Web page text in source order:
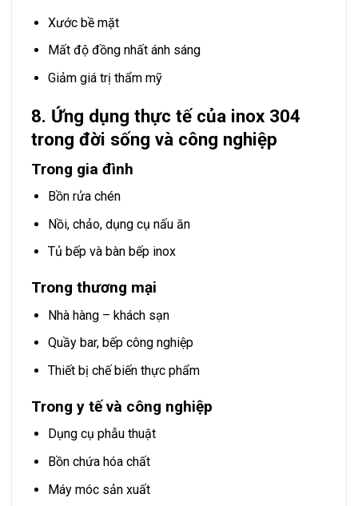
Xước bề mặt
Mất độ đồng nhất ánh sáng
Giảm giá trị thẩm mỹ
8. Ứng dụng thực tế của inox 304
trong đời sống và công nghiệp
Trong gia đình
Bồn rửa chén
Nồi, chảo, dụng cụ nấu ăn
Tủ bếp và bàn bếp inox
Trong thương mại
Nhà hàng – khách sạn
Quầy bar, bếp công nghiệp
Thiết bị chế biến thực phẩm
Trong y tế và công nghiệp
Dụng cụ phẫu thuật
Bồn chứa hóa chất
Máy móc sản xuất